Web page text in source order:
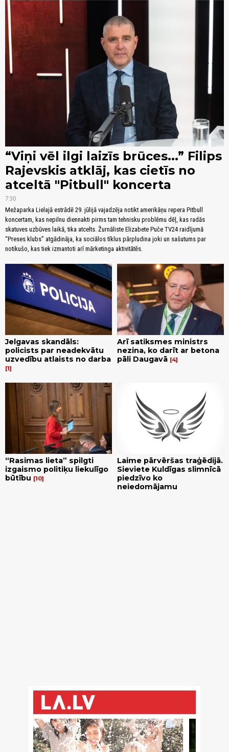
“Viņi vēl ilgi laizīs brūces...” Filips
Rajevskis atklāj, kas cietīs no
atceltā "Pitbull" koncerta
7:30
Mežaparka Lielajā estrādē 29. jūlijā vajadzēja notikt amerikāņu repera Pitbull
koncertam, kas nepilnu diennakti pirms tam tehnisku problēmu dēļ, kas radās
skatuves uzbūves laikā, tika atcelts. Žurnāliste Elizabete Puče TV24 raidījumā
“Preses klubs” atgādināja, ka sociālos tīklus pārpludina joki un sašutums par
notikušo, kas tiek izmantoti arī mārketinga aktivitātēs.
Jelgavas skandāls:
policists par neadekvātu
uzvedību atlaists no darba
1
Arī satiksmes ministrs
nezina, ko darīt ar betona
pāli Daugavā 4
“Rasimas lieta” spilgti
izgaismo politiķu liekulīgo
būtību
10
Laime pārvēršas traģēdijā.
Sieviete Kuldīgas slimnīcā
piedzīvo ko
neiedomājamu